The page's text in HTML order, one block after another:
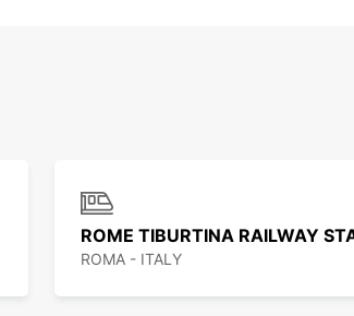
ROMA - ITALY